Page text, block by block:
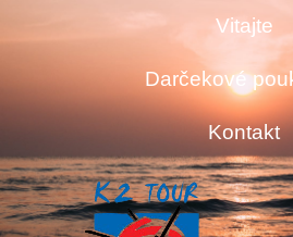
Vitajte
Darčekové
Kontakt